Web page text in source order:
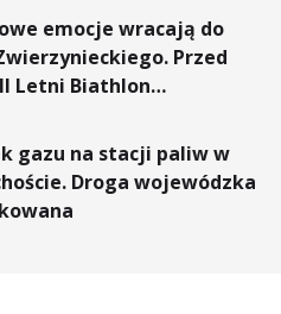
emocje wracają do
Przed
Letni Biathlon
gazu na stacji paliw w
Droga wojewódzka